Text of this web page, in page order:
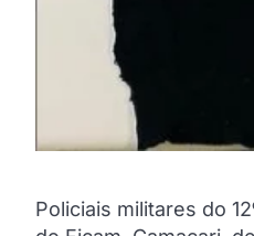
Policiais militares do